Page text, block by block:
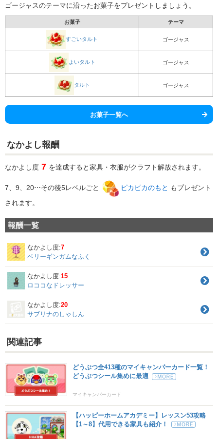
ゴージャスのテーマに沿ったお菓子をプレゼントしましょう。
お菓子 テーマ
すごいタルト ゴージャス
よいタルト ゴージャス
タルト ゴージャス
お菓子一覧へ
なかよし報酬
なかよし度 7 を達成すると家具・衣服がクラフト解放されます。
7、9、20⋯その後5レベルごと ピカピカのもと もプレゼント
されます。
報酬一覧
なかよし度:7
ベリーギンガムなふく
なかよし度:15
ロココなドレッサー
なかよし度:20
サブリナのしゃしん
関連記事
どうぶつ全413種のマイキャンパーカード一覧！
どうぶつシール集めに最適
マイキャンパーカード
【ハッピーホームアカデミー】レッスン53攻略
【1～8】代用できる家具も紹介！